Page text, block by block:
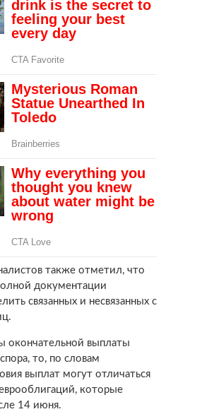
также отметил, что
документации
связанных и несвязанных с
окончательной выплаты
то, по словам
выплат могут отличаться
которые
14 июня.